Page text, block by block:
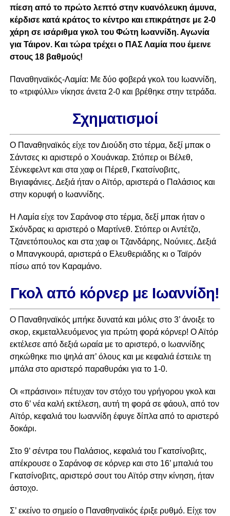
πίεση από το πρώτο λεπτό στην κυανόλευκη άμυνα,
κέρδισε κατά κράτος το κέντρο και επικράτησε με 2-0
χάρη σε ισάριθμα γκολ του Φώτη Ιωαννίδη. Αγωνία
για Τάιρον. Και τώρα τρέχει ο ΠΑΣ Λαμία που έμεινε
στους 18 βαθμούς!
Παναθηναϊκός-Λαμία: Με δύο φοβερά γκολ του Ιωαννίδη,
το «τριφύλλι» νίκησε άνετα 2-0 και βρέθηκε στην τετράδα.
Σχηματισμοί
Ο Παναθηναϊκός είχε τον Διούδη στο τέρμα, δεξί μπακ ο
Σάντσες κι αριστερό ο Χουάνκαρ. Στόπερ οι Βέλεθ,
Σένκεφελντ και στα χαφ οι Πέρεθ, Γκατσίνοβιτς,
Βιγιαφάνιες. Δεξιά ήταν ο Αϊτόρ, αριστερά ο Παλάσιος και
στην κορυφή ο Ιωαννίδης.
Η Λαμία είχε τον Σαράνοφ στο τέρμα, δεξί μπακ ήταν ο
Σκόνδρας κι αριστερό ο Μαρτίνεθ. Στόπερ οι Αντέτζο,
Τζανετόπουλος και στα χαφ οι Τζανδάρης, Νούνιες. Δεξιά
ο Μπανγκουρά, αριστερά ο Ελευθεριάδης κι ο Ταϊρόν
πίσω από τον Καραμάνο.
Γκολ από κόρνερ με Ιωαννίδη!
Ο Παναθηναϊκός μπήκε δυνατά και μόλις στο 3’ άνοιξε το
σκορ, εκμεταλλευόμενος για πρώτη φορά κόρνερ! Ο Αϊτόρ
εκτέλεσε από δεξιά ωραία με το αριστερό, ο Ιωαννίδης
σηκώθηκε πιο ψηλά απ’ όλους και με κεφαλιά έστειλε τη
μπάλα στο αριστερό παραθυράκι για το 1-0.
Οι «πράσινοι» πέτυχαν τον στόχο του γρήγορου γκολ και
στο 6’ νέα καλή εκτέλεση, αυτή τη φορά σε φάουλ, από τον
Αϊτόρ, κεφαλιά του Ιωαννίδη έφυγε δίπλα από το αριστερό
δοκάρι.
Στο 9’ σέντρα του Παλάσιος, κεφαλιά του Γκατσίνοβιτς,
απέκρουσε ο Σαράνοφ σε κόρνερ και στο 16’ μπαλιά του
Γκατσίνοβιτς, αριστερό σουτ του Αϊτόρ στην κίνηση, ήταν
άστοχο.
Σ’ εκείνο το σημείο ο Παναθηναϊκός έριξε ρυθμό. Είχε τον